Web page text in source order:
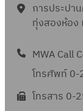
การประปา
ทุ่งสองห้อง
MWA Call
โทรศัพท์
โทรสาร 0-